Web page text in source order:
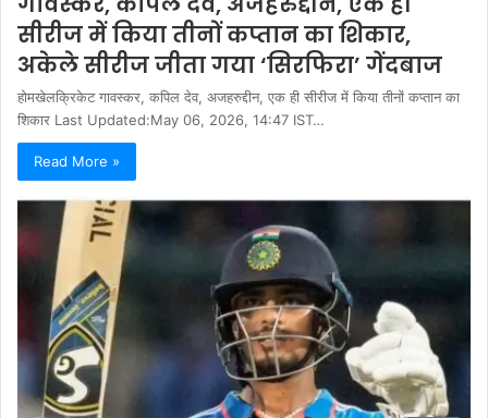
सीरीज में किया तीनों कप्तान का शिकार,
अकेले सीरीज जीता गया ‘सिरफिरा’ गेंदबाज
होमखेलक्रिकेट गावस्कर, कपिल देव, अजहरुद्दीन, एक ही सीरीज में किया तीनों कप्तान का
शिकार Last Updated:May 06, 2026, 14:47 IST…
Read More »